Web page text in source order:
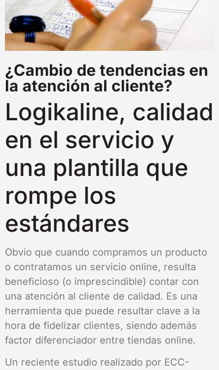
¿Cambio de tendencias en
la atención al cliente?
Logikaline, calidad
en el servicio y
una plantilla que
rompe los
estándares
Obvio que cuando compramos un producto
o contratamos un servicio online, resulta
beneficioso (o imprescindible) contar con
una atención al cliente de calidad. Es una
herramienta que puede resultar clave a la
hora de fidelizar clientes, siendo además
factor diferenciador entre tiendas online.
Un reciente estudio realizado por ECC-